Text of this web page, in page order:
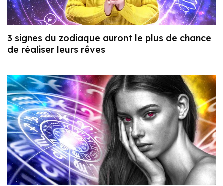
3 signes du zodiaque auront le plus de chance
de réaliser leurs rêves